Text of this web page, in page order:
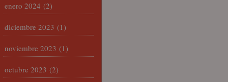
enero 2024 (2)
diciembre 2023 (1)
noviembre 2023 (1)
octubre 2023 (2)